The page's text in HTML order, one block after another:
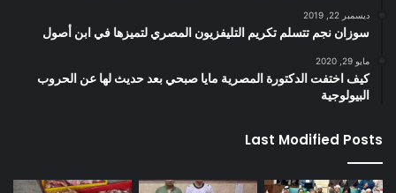
ديسمبر 22, 2019
سوزان نجم تتسلم تكريم التليفزيون المصري لتميزها في ابن أصول
مايو 29, 2020
كيف اختفت الدكتورة المصرية مايا صبحي بعد حديث لها عن الحروب
البيولوجية
Last Modified Posts